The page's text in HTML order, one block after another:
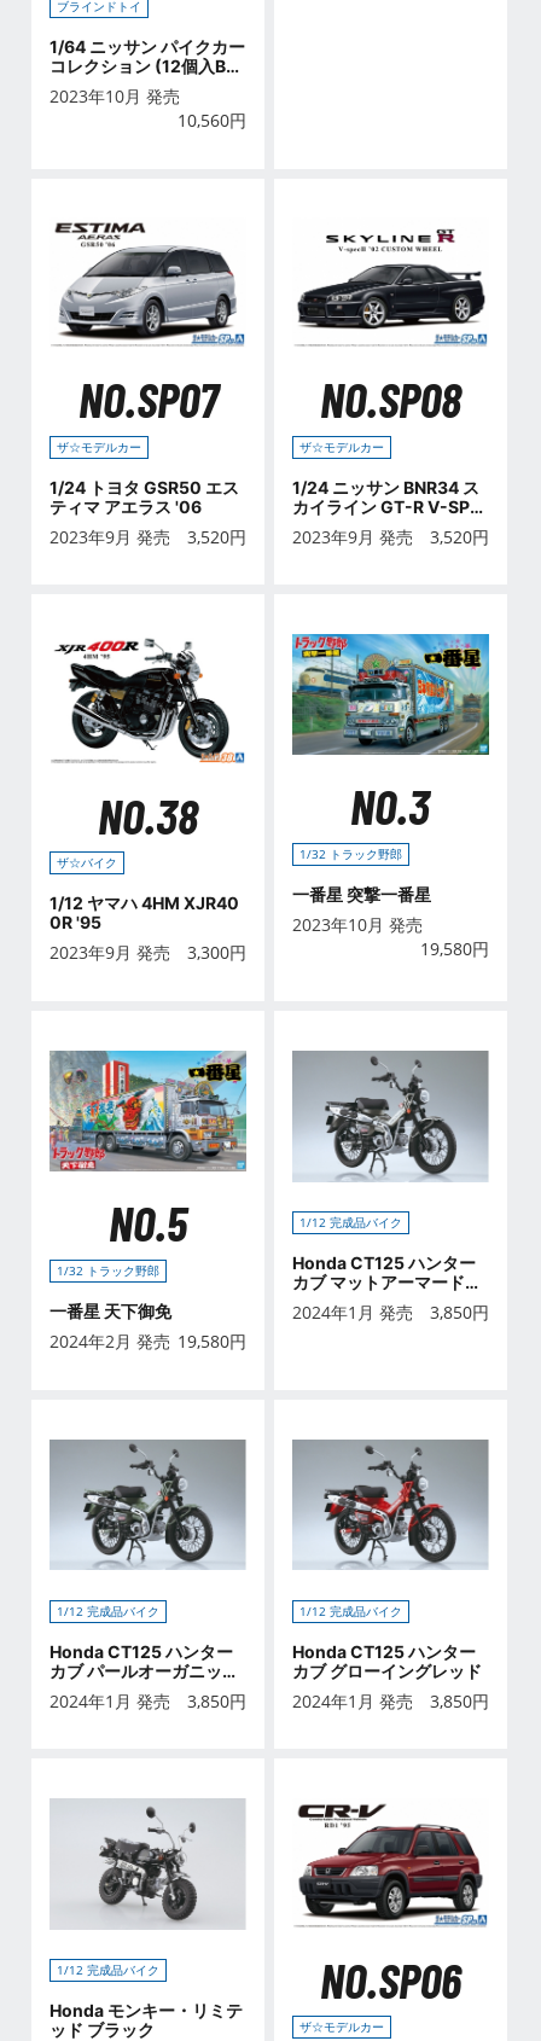
ブラインドトイ
1/64 ニッサン パイクカー
コレクション (12個入BO
2023年10月 発売
10,560円
NO.SP07
ザ☆モデルカー
1/24 トヨタ GSR50 エス
ティマ アエラス '06
2023年9月 発売 3,520円
NO.SP08
ザ☆モデルカー
1/24 ニッサン BNR34 ス
カイライン GT-R V-SPE
CⅡ '02 カスタムホイール
2023年9月 発売 3,520円
NO.38
ザ☆バイク
1/12 ヤマハ 4HM XJR40
0R '95
2023年9月 発売 3,300円
NO.3
1/32 トラック野郎
一番星 突撃一番星
2023年10月 発売
19,580円
NO.5
1/32 トラック野郎
一番星 天下御免
2024年2月 発売 19,580円
1/12 完成品バイク
Honda CT125 ハンター
カブ マットアーマードシ
ルバーメタリック
2024年1月 発売 3,850円
1/12 完成品バイク
Honda CT125 ハンター
カブ パールオーガニック
グリーン
2024年1月 発売 3,850円
1/12 完成品バイク
Honda CT125 ハンター
カブ グローイングレッド
2024年1月 発売 3,850円
1/12 完成品バイク
Honda モンキー・リミテ
ッド ブラック
NO.SP06
ザ☆モデルカー